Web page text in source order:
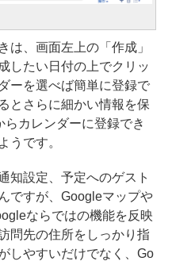
、画面左上の「作成」
したい日付の上でクリッ
ーを選べば簡単に登録で
とさらに細かい情報を保
カレンダーに登録でき
うです。
知設定、予定へのゲスト
ですが、Googleマップや
ならではの機能を反映
問先の住所をしっかり指
しやすいだけでなく、Go